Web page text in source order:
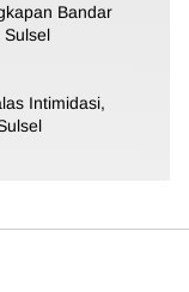
Bandar
Sulsel
Intimidasi,